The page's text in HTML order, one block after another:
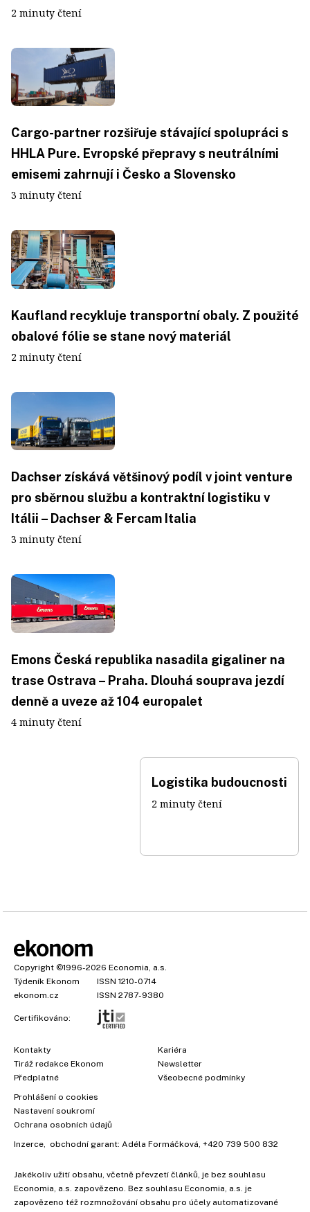
2 minuty čtení
Cargo-partner rozšiřuje stávající spolupráci s
HHLA Pure. Evropské přepravy s neutrálními
emisemi zahrnují i Česko a Slovensko
3 minuty čtení
Kaufland recykluje transportní obaly. Z použité
obalové fólie se stane nový materiál
2 minuty čtení
Dachser získává většinový podíl v joint venture
pro sběrnou službu a kontraktní logistiku v
Itálii – Dachser & Fercam Italia
3 minuty čtení
Emons Česká republika nasadila gigaliner na
trase Ostrava – Praha. Dlouhá souprava jezdí
denně a uveze až 104 europalet
4 minuty čtení
Logistika budoucnosti
2 minuty čtení
Copyright ©1996-2026 Economia, a.s.
Týdeník Ekonom
ISSN 1210-0714
ekonom.cz
ISSN 2787-9380
Certifikováno:
Kontakty
Tiráž redakce Ekonom
Předplatné
Kariéra
Newsletter
Všeobecné podmínky
Prohlášení o cookies
Nastavení soukromí
Ochrana osobních údajů
Inzerce , obchodní garant: Adéla Formáčková +420 739 500 832
Jakékoliv užití obsahu, včetně převzetí článků, je bez souhlasu
Economia, a.s. zapovězeno. Bez souhlasu Economia, a.s. je
zapovězeno též rozmnožování obsahu pro účely automatizované